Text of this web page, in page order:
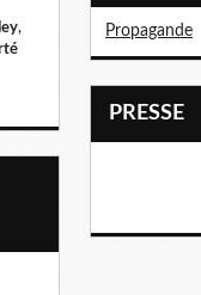
,
Propagande
PRESSE